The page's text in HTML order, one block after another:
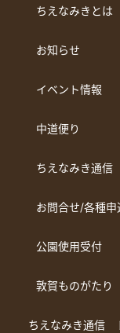
ちえなみきとは
お知らせ
イベント情報
中道便り
ちえなみき通信
お問合せ/各種申
公園使用受付
敦賀ものがたり
ちえなみき通信